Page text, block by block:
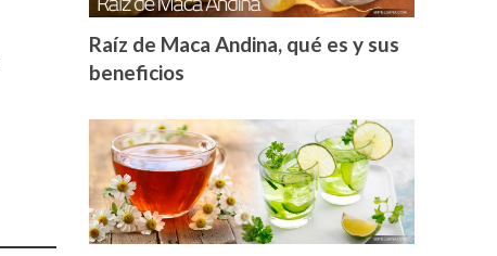
Raíz de Maca Andina, qué es y sus
beneficios